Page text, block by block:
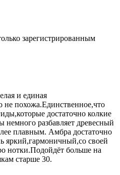
зарегистрированным
и единая
не похожа.Единственное,что
достаточно колкие
разбавляет древесный
плавным. Амбра достаточно
яркий,гармоничный,со своей
нотки.Подойдёт больше на
старше 30.